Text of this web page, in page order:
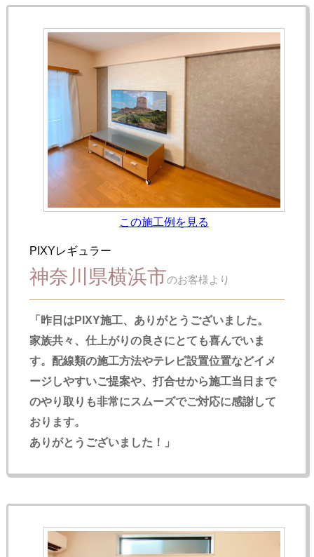
この施工例を見る
PIXYレギュラー
神奈川県横浜市のお客様より
「昨日はPIXY施工、ありがとうございました。
家族共々、仕上がりの良さにとても喜んでいま
す。配線類の施工方法やテレビ設置位置などイメ
ージしやすいご提案や、打合せから施工当日まで
のやり取りも非常にスムーズでご対応に感謝して
おります。
ありがとうございました！」